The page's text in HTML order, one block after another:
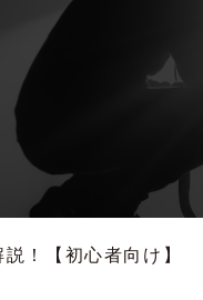
！【初心者向け】